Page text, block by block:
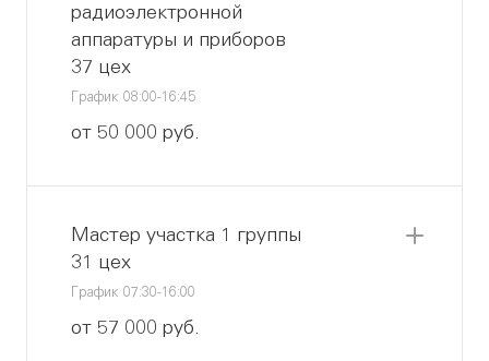
радиоэлектронной
аппаратуры и приборов
37 цех
График 08:00-16:45
от 50 000 руб.
Мастер участка 1 группы
31 цех
График 07:30-16:00
от 57 000 руб.